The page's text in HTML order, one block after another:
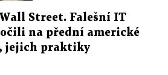
Street. Falešní IT
na přední americké
jejich praktiky